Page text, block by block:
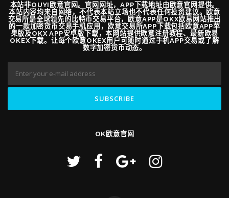
本站非OUYI欧意官网。官网网址，APP下载地址由欧意官网提供。
本站内容均来自网络，不代表本站立场也不代表任何投资建议。欧意
交易所是全球领先的比特币交易平台，欧意APP是OKX欧易网站推出
的一款加密货币交易手机应用，欧意交易所APP下载包括欧意APP苹
果版及OKX APP安卓版下载，本网站提供欧意注册教程、最新欧易
OKEX下载。让每个欧意OKEX用户可随时通过手机APP交易或了解
数字加密货币动态。
OK欧意官网